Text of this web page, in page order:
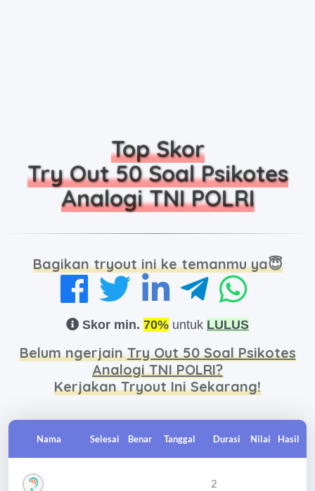
Top Skor
Try Out 50 Soal Psikotes
Analogi TNI POLRI
Bagikan tryout ini ke temanmu ya😇
Skor min. 70% untuk LULUS
Belum ngerjainTry Out 50 Soal Psikotes
Analogi TNI POLRI?
Kerjakan Tryout Ini Sekarang!
Nama Selesai Benar Tanggal Durasi Nilai Hasil
2